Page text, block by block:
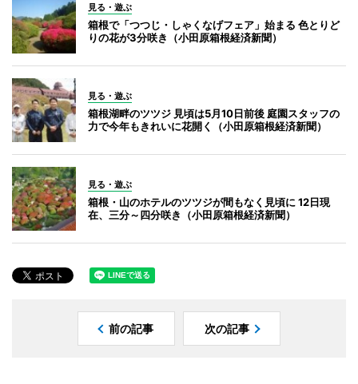
見る・遊ぶ
箱根で「つつじ・しゃくなげフェア」始まる 色とりど
りの花が3分咲き（小田原箱根経済新聞）
見る・遊ぶ
箱根湖畔のツツジ 見頃は5月10日前後 庭園スタッフの
力で今年もきれいに花開く（小田原箱根経済新聞）
見る・遊ぶ
箱根・山のホテルのツツジが間もなく見頃に 12日現
在、三分～四分咲き（小田原箱根経済新聞）
前の記事 次の記事